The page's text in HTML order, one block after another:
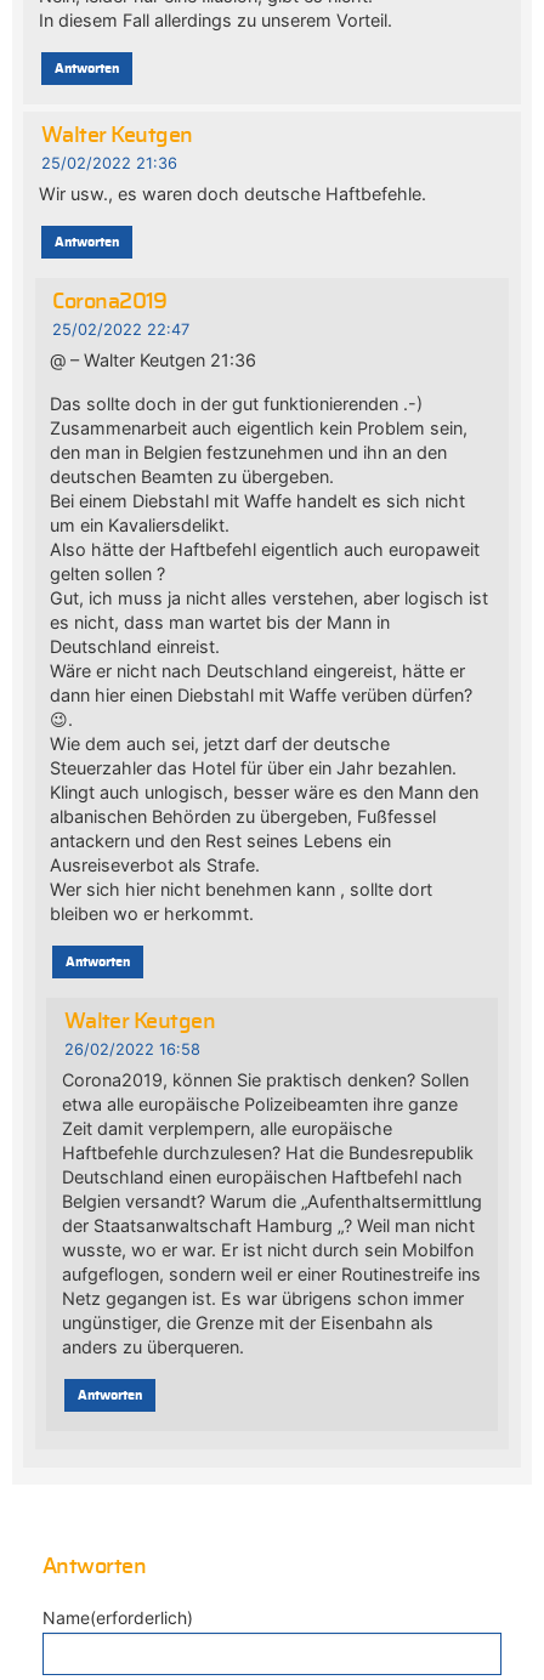
In diesem Fall allerdings zu unserem Vorteil.
Antworten
Walter Keutgen
25/02/2022 21:36
Wir usw., es waren doch deutsche Haftbefehle.
Antworten
Corona2019
25/02/2022 22:47
@ – Walter Keutgen 21:36
Das sollte doch in der gut funktionierenden .-)
Zusammenarbeit auch eigentlich kein Problem sein,
den man in Belgien festzunehmen und ihn an den
deutschen Beamten zu übergeben.
Bei einem Diebstahl mit Waffe handelt es sich nicht
um ein Kavaliersdelikt.
Also hätte der Haftbefehl eigentlich auch europaweit
gelten sollen ?
Gut, ich muss ja nicht alles verstehen, aber logisch ist
es nicht, dass man wartet bis der Mann in
Deutschland einreist.
Wäre er nicht nach Deutschland eingereist, hätte er
dann hier einen Diebstahl mit Waffe verüben dürfen?
😉.
Wie dem auch sei, jetzt darf der deutsche
Steuerzahler das Hotel für über ein Jahr bezahlen.
Klingt auch unlogisch, besser wäre es den Mann den
albanischen Behörden zu übergeben, Fußfessel
antackern und den Rest seines Lebens ein
Ausreiseverbot als Strafe.
Wer sich hier nicht benehmen kann , sollte dort
bleiben wo er herkommt.
Antworten
Walter Keutgen
26/02/2022 16:58
Corona2019, können Sie praktisch denken? Sollen
etwa alle europäische Polizeibeamten ihre ganze
Zeit damit verplempern, alle europäische
Haftbefehle durchzulesen? Hat die Bundesrepublik
Deutschland einen europäischen Haftbefehl nach
Belgien versandt? Warum die „Aufenthaltsermittlung
der Staatsanwaltschaft Hamburg „? Weil man nicht
wusste, wo er war. Er ist nicht durch sein Mobilfon
aufgeflogen, sondern weil er einer Routinestreife ins
Netz gegangen ist. Es war übrigens schon immer
ungünstiger, die Grenze mit der Eisenbahn als
anders zu überqueren.
Antworten
Antworten
Name(erforderlich)